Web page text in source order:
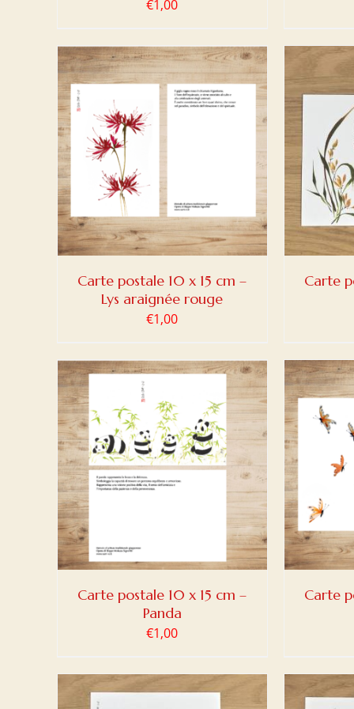
€1,00
Carte postale 10 x 15 cm –
Lys araignée rouge
€1,00
AJOUTER AU PANIER DETAILS
Carte
Carte postale 10 x 15 cm –
Panda
€1,00
AJOUTER AU PANIER / DETAILS
Carte